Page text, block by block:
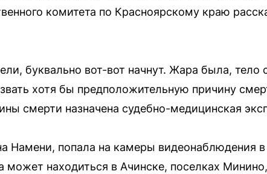
комитета по Красноярскому краю
буквально вот-вот начнут. Жара была, тело
хотя бы предположительную причину
смерти назначена судебно-медицинская
Намени, попала на камеры видеонаблюдения
может находиться в Ачинске, поселках